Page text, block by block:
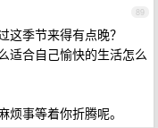
89
这季节来得有点晚？
适合自己愉快的生活怎么
事等着你折腾呢。